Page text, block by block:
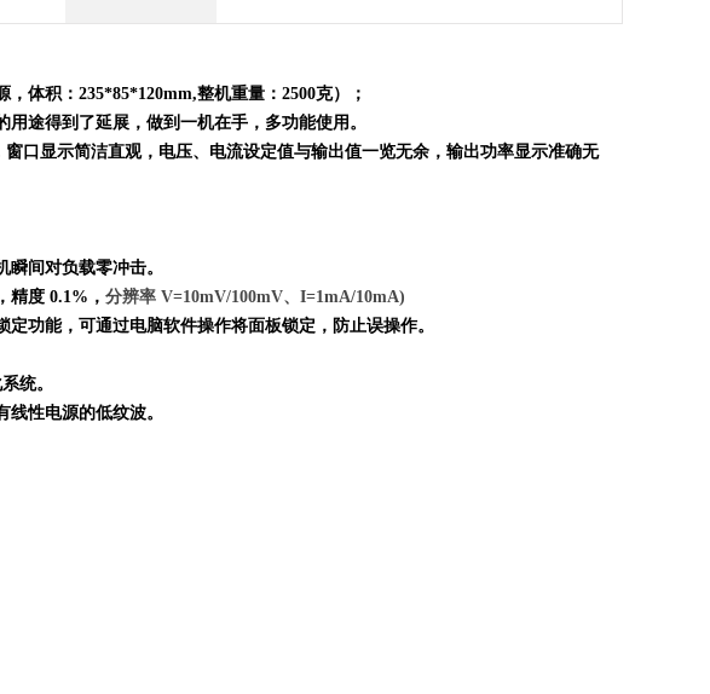
，体积： 235*85*120mm,整机重量： 2500克）；
用途得到了延展，做到一机在手，多功能使用。
口显示简洁直观，电压、电流设定值与输出值一览无余，输出功率显示准确无
间对负载零冲击。
度 0.1%， 分辨率 V=10mV/100mV、I=1mA/10mA)
功能，可通过电脑软件操作将面板锁定，防止误操作。
统。
性电源的低纹波。